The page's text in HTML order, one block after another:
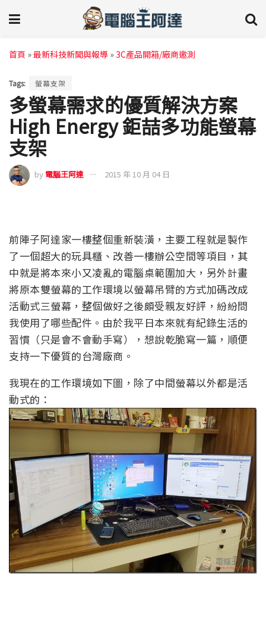
首頁 »最新科技新聞與報導 »3C產品開箱/廠商邀測
Tags: 螢幕支架
多螢幕需求的優質解決方案
High Energy 鉅喆多功能螢幕
支架
by 電腦王阿達 2015 年 10 月 04 日
前陣子阿達家一樓整個重新裝潢，主要工程就是製作
了一個超大的玩具櫃、改善一樓辦公空間等項目，其
中就是將本來小又凌亂的電腦桌範圍加大，另外計畫
將原本雙螢幕的工作環境以螢幕吊臂的方式加碼改成
活動式三螢幕，整個做好之後頗受親友好評，紛紛問
我使用了哪些配件。由於我平日本來就有紀錄生活的
習慣（只是會不會動手寫），想說乾脆寫一篇，順便
支持一下優質的台灣廠商。
我現在的工作環境如下圖，除了中間螢幕以外都是活
動式的：